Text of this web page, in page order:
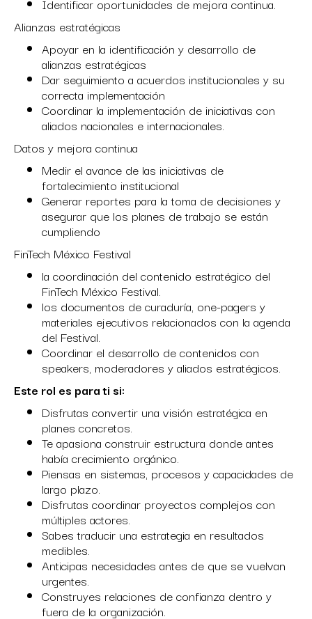
Identificar oportunidades de mejora continua.
Alianzas estratégicas
Apoyar en la identificación y desarrollo de
alianzas estratégicas
Dar seguimiento a acuerdos institucionales y su
correcta implementación
Coordinar la implementación de iniciativas con
aliados nacionales e internacionales.
Datos y mejora continua
Medir el avance de las iniciativas de
fortalecimiento institucional
Generar reportes para la toma de decisiones y
asegurar que los planes de trabajo se están
cumpliendo
FinTech México Festival
la coordinación del contenido estratégico del
FinTech México Festival.
los documentos de curaduría, one-pagers y
materiales ejecutivos relacionados con la agenda
del Festival.
Coordinar el desarrollo de contenidos con
speakers, moderadores y aliados estratégicos.
Este rol es para ti si:
Disfrutas convertir una visión estratégica en
planes concretos.
Te apasiona construir estructura donde antes
había crecimiento orgánico.
Piensas en sistemas, procesos y capacidades de
largo plazo.
Disfrutas coordinar proyectos complejos con
múltiples actores.
Sabes traducir una estrategia en resultados
medibles.
Anticipas necesidades antes de que se vuelvan
urgentes.
Construyes relaciones de confianza dentro y
fuera de la organización.